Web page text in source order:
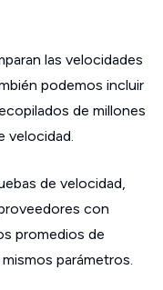
las velocidades
podemos incluir
de millones
velocidad.
de velocidad,
con
promedios de
parámetros.